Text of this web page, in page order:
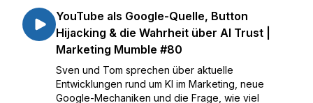
YouTube als Google-Quelle, Button
Hijacking & die Wahrheit über AI Trust |
Marketing Mumble #80
Sven und Tom sprechen über aktuelle
Entwicklungen rund um KI im Marketing, neue
Google-Mechaniken und die Frage, wie viel